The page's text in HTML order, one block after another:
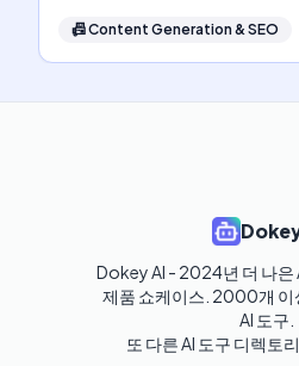
📠Content Generation & SEO
Dokey AI - 2024년 더 나은
제품 쇼케이스. 2000개 이
AI 도구.
또 다른 AI 도구 디렉토